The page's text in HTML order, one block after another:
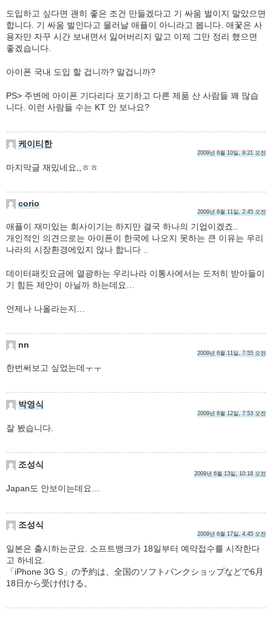
도입하고 싶다면 괜히 좋은 조건 만들겠다고 기 싸움 벌이지 말았으면
합니다. 기 싸움 벌인다고 물러날 애플이 아니라고 봅니다. 애꿏은 사
용자만 자꾸 시간 보내면서 잃어버리지 말고 이제 그만 정리 했으면
좋겠습니다.
아이폰 국내 도입 할 겁니까? 말겁니까?
PS> 주변에 아이폰 기다리다 포기하고 다른 제품 산 사람들 꽤 많습
니다. 이런 사람들 수는 KT 안 보나요?
케이티한
2009년 6월 10일, 9:21 오전
마지막글 재밌네요,,ㅎㅎ
corio
2009년 6월 11일, 2:45 오전
애플이 재미있는 회사이기는 하지만 결국 하나의 기업이겠죠..
개인적인 의견으로는 아이폰이 한국에 나오지 못하는 큰 이유는 우리
나라의 시장환경에있지 않나 합니다 ..
데이터패킷요금에 열광하는 우리나라 이통사에서는 도저히 받아들이
기 힘든 제안이 아닐까 하는데요…
언제나 나올라는지…
nn
2009년 6월 11일, 7:55 오전
한번써보고 싶었는데ㅜㅜ
박영식
2009년 6월 12일, 7:53 오전
잘 봤습니다.
조성식
2009년 6월 13일, 10:18 오전
Japan도 안보이는데요…
조성식
2009년 6월 17일, 4:45 오전
일본은 출시하는군요. 소프트뱅크가 18일부터 예약접수를 시작한다
고 하네요.
「iPhone 3G S」の予約は、全国のソフトバンクショップなどで6月
18日から受け付ける。